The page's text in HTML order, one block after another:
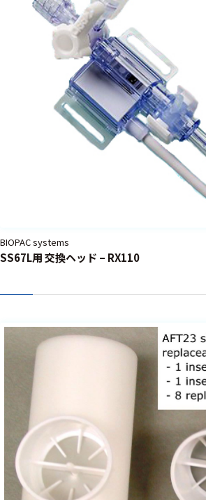
BIOPAC systems
SS67L用 交換ヘッド – RX110